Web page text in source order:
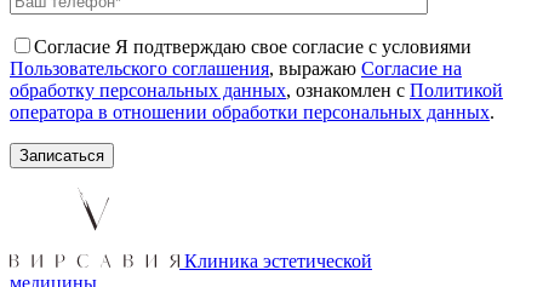
Согласие Я подтверждаю свое согласие с условиями
Пользовательского соглашения, выражаю Согласие на
обработку персональных данных, ознакомлен с Политикой
оператора в отношении обработки персональных данных.
Клиника эстетической
медицины